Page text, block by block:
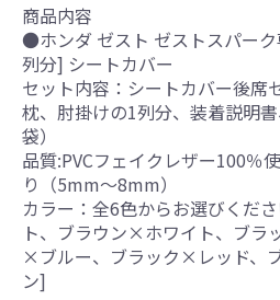
商品内容
●ホンダ ゼスト ゼストスパー
列分] シートカバー
セット内容：シートカバー後席
枕、肘掛けの1列分、装着説明
袋）
品質:PVCフェイクレザー100％
り（5mm～8mm）
カラー：全6色からお選びくだ
ト、ブラウン×ホワイト、ブラ
×ブルー、ブラック×レッド、
ン]